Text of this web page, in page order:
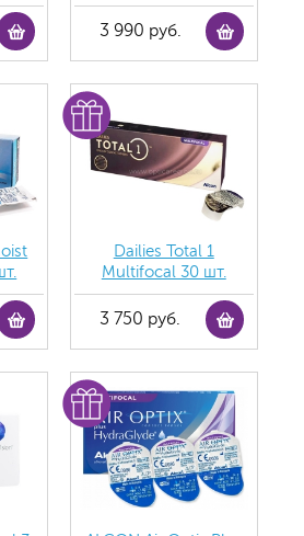
3 990 руб.
Dailies Total 1
Multifocal 30 шт.
3 750 руб.